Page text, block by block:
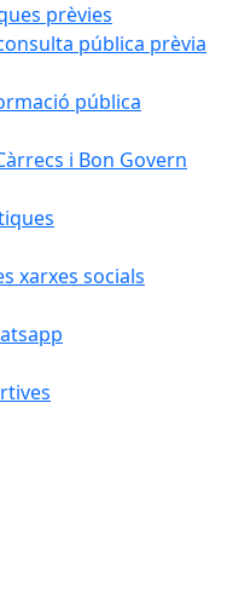
prèvies
pública prèvia
pública
i Bon Govern
xarxes socials